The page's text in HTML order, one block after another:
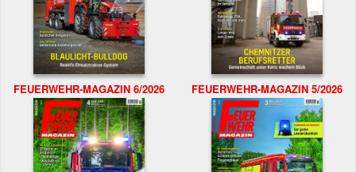
FEUERWEHR-MAGAZIN 6/2026 FEUERWEHR-MAGAZIN 5/2026